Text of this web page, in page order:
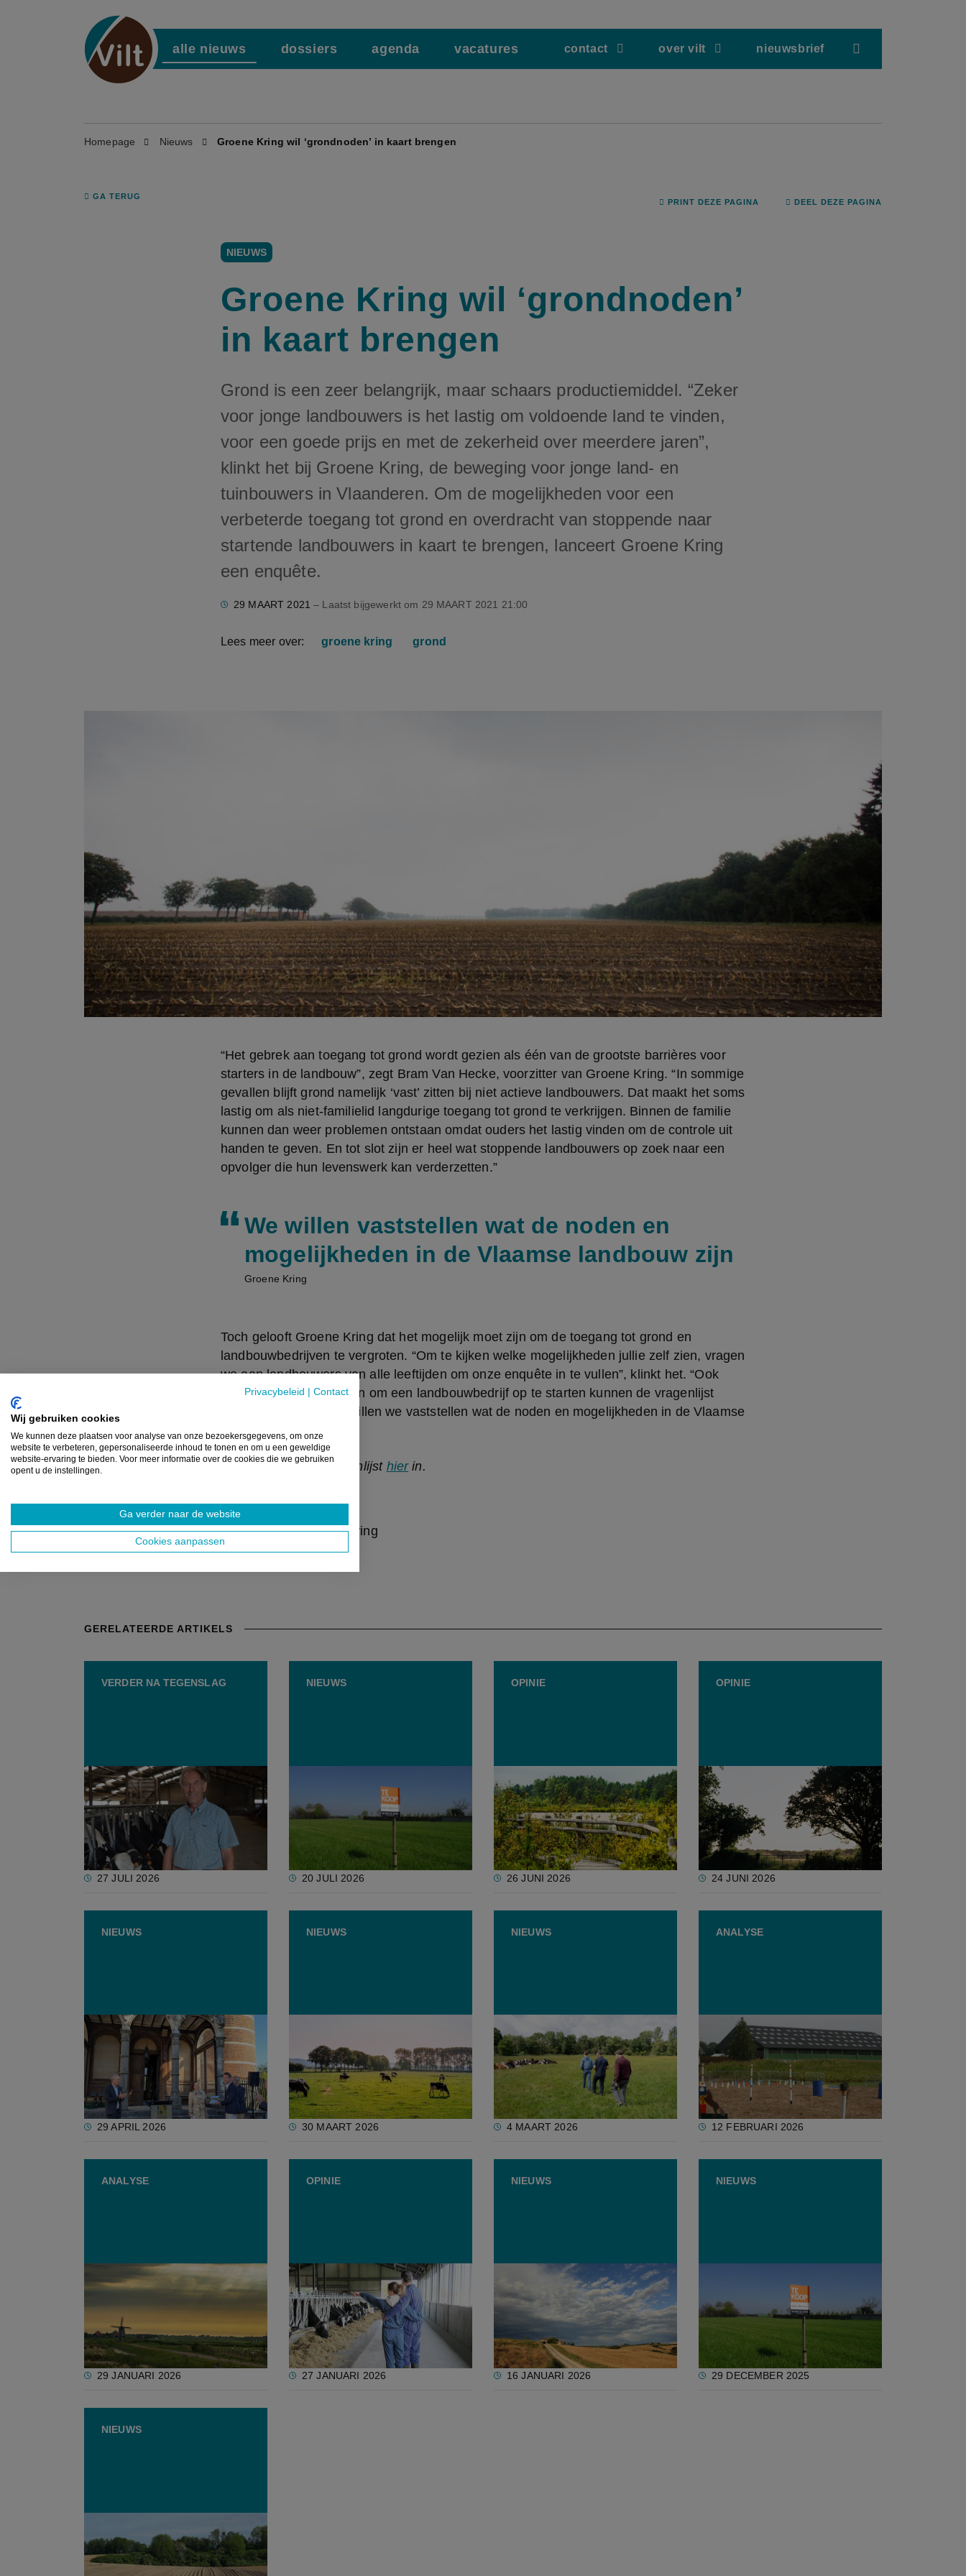
Privacybeleid | Contact
Wij gebruiken cookies
We kunnen deze plaatsen voor analyse van onze bezoekersgegevens, om onze
website te verbeteren, gepersonaliseerde inhoud te tonen en om u een geweldige
website-ervaring te bieden. Voor meer informatie over de cookies die we gebruiken
opent u de instellingen.
Ga verder naar de website
Cookies aanpassen
alle nieuws dossiers agenda vacatures contact over vilt nieuwsbrief
Homepage Nieuws Groene Kring wil ‘grondnoden’ in kaart brengen
GA TERUG
PRINT DEZE PAGINA DEEL DEZE PAGINA
NIEUWS
Groene Kring wil ‘grondnoden’
in kaart brengen
Grond is een zeer belangrijk, maar schaars productiemiddel. “Zeker
voor jonge landbouwers is het lastig om voldoende land te vinden,
voor een goede prijs en met de zekerheid over meerdere jaren”,
klinkt het bij Groene Kring, de beweging voor jonge land- en
tuinbouwers in Vlaanderen. Om de mogelijkheden voor een
verbeterde toegang tot grond en overdracht van stoppende naar
startende landbouwers in kaart te brengen, lanceert Groene Kring
een enquête.
29 MAART 2021 – Laatst bijgewerkt om 29 MAART 2021 21:00
Lees meer over: groene kring grond
“Het gebrek aan toegang tot grond wordt gezien als één van de grootste barrières voor
starters in de landbouw”, zegt Bram Van Hecke, voorzitter van Groene Kring. “In sommige
gevallen blijft grond namelijk ‘vast’ zitten bij niet actieve landbouwers. Dat maakt het soms
lastig om als niet-familielid langdurige toegang tot grond te verkrijgen. Binnen de familie
kunnen dan weer problemen ontstaan omdat ouders het lastig vinden om de controle uit
handen te geven. En tot slot zijn er heel wat stoppende landbouwers op zoek naar een
opvolger die hun levenswerk kan verderzetten.”
We willen vaststellen wat de noden en
mogelijkheden in de Vlaamse landbouw zijn
Groene Kring
Toch gelooft Groene Kring dat het mogelijk moet zijn om de toegang tot grond en
landbouwbedrijven te vergroten. “Om te kijken welke mogelijkheden jullie zelf zien, vragen
we aan landbouwers van alle leeftijden om onze enquête in te vullen”, klinkt het. “Ook
mensen die van plan zijn om een landbouwbedrijf op te starten kunnen de vragenlijst
invullen trouwens. Zo willen we vaststellen wat de noden en mogelijkheden in de Vlaamse
landbouw zijn.”
Even tijd? Vul de vragenlijst hier in.
Bron:Eigen verslaggeving
Beeld:ILVO
GERELATEERDE ARTIKELS
VERDER NA TEGENSLAG
Guido’s boerderij werd
onteigend: “Ik rij 2,5 uur naar
mijn velden”
27 JULI 2026
NIEUWS
Voorkooprecht voor
landbouwers bij
gesubsidieerde grondaankopen
20 JULI 2026
OPINIE
Opinie: Eigendom is wél een
milieucriterium
26 JUNI 2026
OPINIE
Opinie: Natuurherstel vraagt
vertrouwen, geen
aankooppolitiek
24 JUNI 2026
NIEUWS
Private grondeigenaars willen
Vlaanderen helpen
natuurdoelen halen, in ruil
voor bestemmingswijzigingen
29 APRIL 2026
NIEUWS
Albertkanaal omzetten in
industriegrond
30 MAART 2026
NIEUWS
Cd&v lanceert actieplan voor
jonge landbouwers
4 MAART 2026
ANALYSE
Hoorzitting fermettisering:
administraties varen blind
zonder duidelijk wettelijk kader
12 FEBRUARI 2026
ANALYSE
Nederlandse
overtreffen kaap van 100.000
euro
29 JANUARI 2026
OPINIE
Opinie: "Jonge boer, een
utopie?"
27 JANUARI 2026
NIEUWS
WUR: “Zonder beleidswijziging
neemt EU-landbouwgrond met
meer dan acht miljoen hectare
af”
16 JANUARI 2026
NIEUWS
Matchmakingproject
'Landmobiliteit' inspireert met
succesvolle bedrijfsovernames
29 DECEMBER 2025
NIEUWS
Gent verkoopt 100 hectare
landbouwgrond om stadskas te
spijzen